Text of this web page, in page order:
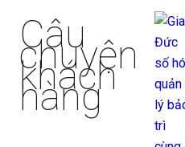
Câu
chuyện
khách
hàng